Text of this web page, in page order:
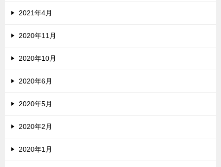
2021年4月
2020年11月
2020年10月
2020年6月
2020年5月
2020年2月
2020年1月